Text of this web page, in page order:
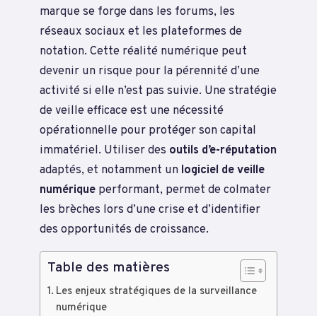
marque se forge dans les forums, les
réseaux sociaux et les plateformes de
notation. Cette réalité numérique peut
devenir un risque pour la pérennité d’une
activité si elle n’est pas suivie. Une stratégie
de veille efficace est une nécessité
opérationnelle pour protéger son capital
immatériel. Utiliser des outils d’e-réputation
adaptés, et notamment un logiciel de veille
numérique performant, permet de colmater
les brèches lors d’une crise et d’identifier
des opportunités de croissance.
Table des matières
Les enjeux stratégiques de la surveillance
numérique